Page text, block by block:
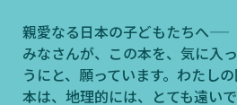
親愛なる日本の子どもたちへ――
みなさんが、この本を、気に入
うにと、願っています。わたし
本は、地理的には、とても遠い